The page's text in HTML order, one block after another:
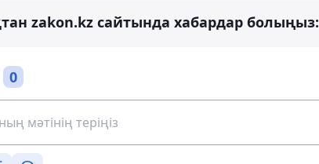
zakon.kz сайтында хабардар болыңыз:
0